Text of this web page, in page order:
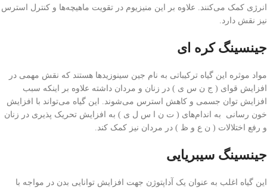
انرژی کمک می‌کنند. علاوه بر این منیزیوم در تقویت ماهیچه‌ها و کنترل استرس
نیز نقش دارد.
جینسینگ کره ای
مواد موثره این گیاه ترکیباتی به نام جین سینوزیدها هستند که نقش مهمی در
افزایش قوای ( ج ن س ی ) در زنان و مردان داشته علاوه بر اینکه سبب
افزایش توان جسمی و کاهش استرس می‌شوند. این گیاه می‌تواند با افزایش
خون رسانی به اندام‌های ( ت ن ا س ل ی ) به افزایش تحریک پذیری در زنان
و رفع اختلالات ( ن ع و ظ ) در مردان نیز کمک کند.
جینسینگ سیبریایی
این گیاه اغلب به عنوان یک آداپتوژن جهت افزایش توانایی بدن در مواجه با